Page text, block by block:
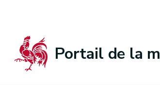
Portail de la